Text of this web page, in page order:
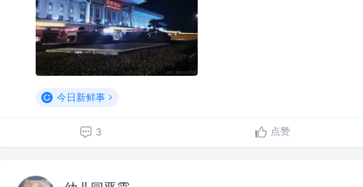
今日新鲜事
3 点赞